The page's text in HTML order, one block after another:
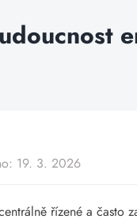
19. 3. 2026
řízené a